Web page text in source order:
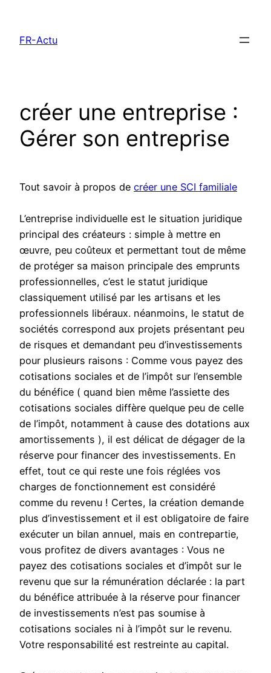
contenu
FR-Actu
créer une entreprise :
Gérer son entreprise
Tout savoir à propos de créer une SCI familiale
L’entreprise individuelle est le situation juridique
principal des créateurs : simple à mettre en
œuvre, peu coûteux et permettant tout de même
de protéger sa maison principale des emprunts
professionnelles, c’est le statut juridique
classiquement utilisé par les artisans et les
professionnels libéraux. néanmoins, le statut de
sociétés correspond aux projets présentant peu
de risques et demandant peu d’investissements
pour plusieurs raisons : Comme vous payez des
cotisations sociales et de l’impôt sur l’ensemble
du bénéfice ( quand bien même l’assiette des
cotisations sociales diffère quelque peu de celle
de l’impôt, notamment à cause des dotations aux
amortissements ), il est délicat de dégager de la
réserve pour financer des investissements. En
effet, tout ce qui reste une fois réglées vos
charges de fonctionnement est considéré
comme du revenu ! Certes, la création demande
plus d’investissement et il est obligatoire de faire
exécuter un bilan annuel, mais en contrepartie,
vous profitez de divers avantages : Vous ne
payez des cotisations sociales et d’impôt sur le
revenu que sur la rémunération déclarée : la part
du bénéfice attribuée à la réserve pour financer
de investissements n’est pas soumise à
cotisations sociales ni à l’impôt sur le revenu.
Votre responsabilité est restreinte au capital.